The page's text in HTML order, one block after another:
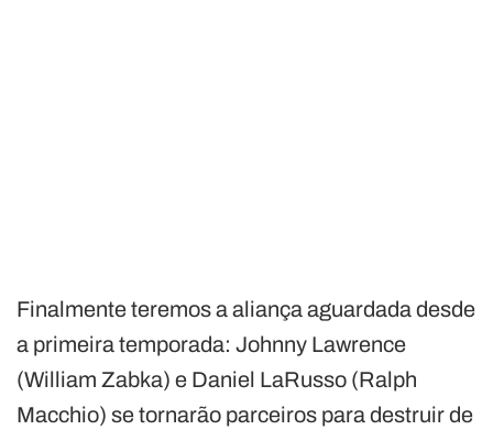
Finalmente teremos a aliança aguardada desde
a primeira temporada: Johnny Lawrence
(William Zabka) e Daniel LaRusso (Ralph
Macchio) se tornarão parceiros para destruir de